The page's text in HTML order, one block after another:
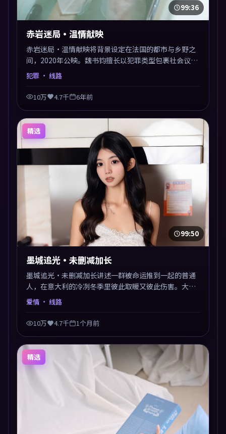
99:36
赤岩迷局·温情献映
赤岩迷局·温情献映将背景设定在法国的都市与乡野之
间，2020年公映。魏书钧擅长以犯罪类型包裹社会议
题，节奏张弛有度，留白处耐人寻味。剪辑利落，悬念
钩子分布均匀，适合一口气看完。
犯罪 · 线路
10万 4.7千 6年前
精选
99:50
墨城追光·未删减加长
墨城追光·未删减加长讲述一群被命运推到一起的普通
人，在意大利的冷冽冬季里彼此取暖又彼此伤害。大鹏
以爱情类型外壳探讨信任与背叛，映后讨论度颇高。片
爱情 · 线路
10万 4.7千 1个月前
精选